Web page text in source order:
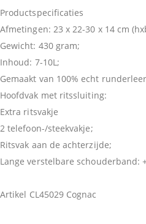
Productspecificaties
Afmetingen: 23 x 22-30 x 14 cm
Gewicht: 430 gram;
Inhoud: 7-10L;
Gemaakt van 100% echt
Hoofdvak met ritssluiting:
Extra ritsvakje
2 telefoon-/steekvakje;
Ritsvak aan de achterzijde;
Lange verstelbare schouderband:
Artikel CL45029 Cognac